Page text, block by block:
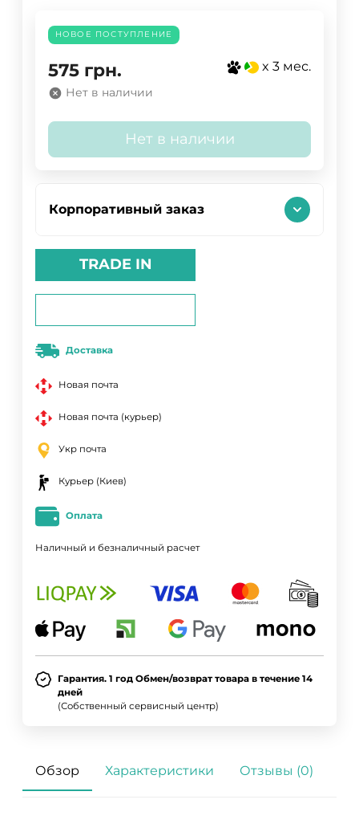
НОВОЕ ПОСТУПЛЕНИЕ
575 грн. x 3 мес.
Нет в наличии
Нет в наличии
Корпоративный заказ
TRADE IN
Доставка
Новая почта
Новая почта (курьер)
Укр почта
Курьер (Киев)
Оплата
Наличный и безналичный расчет
Гарантия. 1 год Обмен/возврат товара в течение 14
дней
(Собственный сервисный центр)
Обзор Характеристики Отзывы (0)